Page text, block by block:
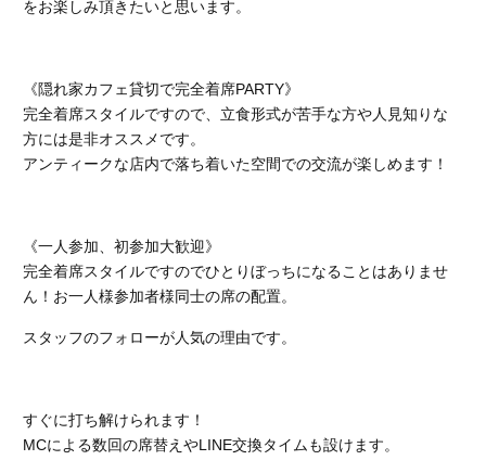
をお楽しみ頂きたいと思います。
《隠れ家カフェ貸切で完全着席PARTY》
完全着席スタイルですので、立食形式が苦手な方や人見知りな
方には是非オススメです。
アンティークな店内で落ち着いた空間での交流が楽しめます！
《一人参加、初参加大歓迎》
完全着席スタイルですのでひとりぼっちになることはありませ
ん！お一人様参加者様同士の席の配置。
スタッフのフォローが人気の理由です。
すぐに打ち解けられます！
MCによる数回の席替えやLINE交換タイムも設けます。